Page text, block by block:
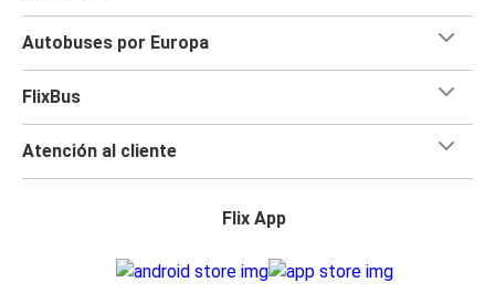
Autobuses por Europa
FlixBus
Atención al cliente
Flix App